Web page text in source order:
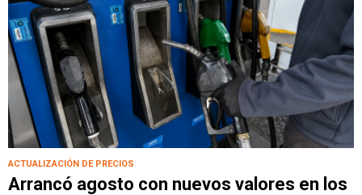
ACTUALIZACIÓN DE PRECIOS
Arrancó agosto con nuevos valores en los